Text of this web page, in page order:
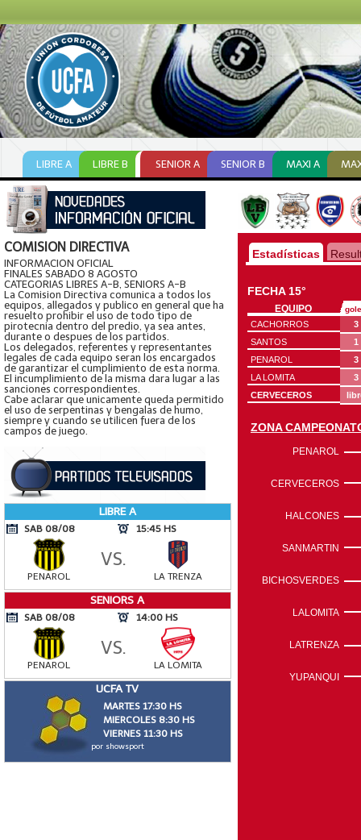
LIBRE A LIBRE B SENIOR A SENIOR B MAXI A
COMISION DIRECTIVA
INFORMACION OFICIAL
FINALES SABADO 8 AGOSTO
CATEGORIAS LIBRES A-B, SENIORS A-B
La Comision Directiva comunica a todos los
equipos, allegados y publico en general que ha
resuelto prohibir el uso de todo tipo de
pirotecnia dentro del predio, ya sea antes,
durante o despues de los partidos.
Los delegados, referentes y representantes
legales de cada equipo seran los encargados
de garantizar el cumplimiento de esta norma.
El incumplimiento de la misma dara lugar a las
sanciones correspondientes.
Cabe aclarar que unicamente queda permitido
el uso de serpentinas y bengalas de humo,
siempre y cuando se utilicen fuera de los
campos de juego.
LIBRE A
SAB 08/08 15:45 HS
PENAROL
VS.
LA TRENZA
SENIORS A
SAB 08/08 14:00 HS
PENAROL
VS.
LA LOMITA
UCFA TV
MARTES 17:30 HS
MIERCOLES 8:30 HS
VIERNES 11:30 HS
por showsport